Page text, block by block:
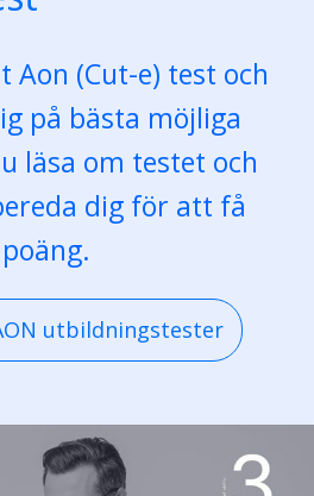
(Cut-e) test och
på bästa möjliga
läsa om testet och
dig för att få
utbildningstester